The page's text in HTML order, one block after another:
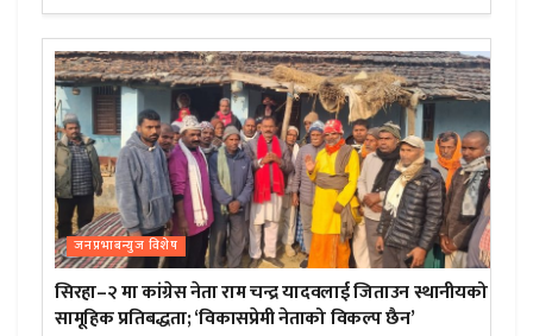
जनप्रभाबन्युज विशेष
सिरहा–२ मा कांग्रेस नेता राम चन्द्र यादवलाई जिताउन स्थानीयको
सामूहिक प्रतिबद्धता; ‘विकासप्रेमी नेताको विकल्प छैन’